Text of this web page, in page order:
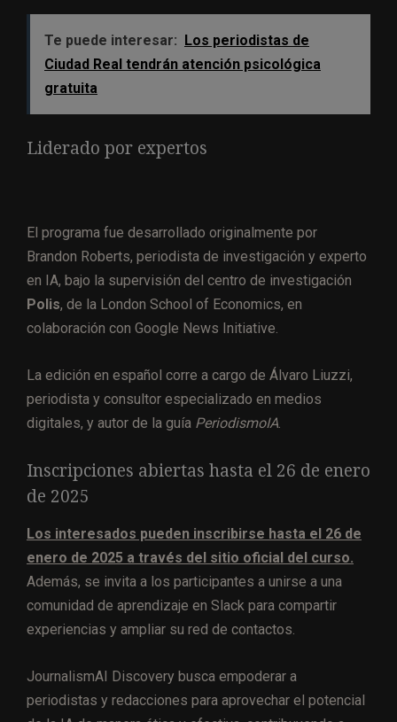
Te puede interesar: Los periodistas de
Ciudad Real tendrán atención psicológica
gratuita
Liderado por expertos
El programa fue desarrollado originalmente por
Brandon Roberts, periodista de investigación y experto
en IA, bajo la supervisión del centro de investigación
Polis, de la London School of Economics, en
colaboración con Google News Initiative.
La edición en español corre a cargo de Álvaro Liuzzi,
periodista y consultor especializado en medios
digitales, y autor de la guía PeriodismoIA
Inscripciones abiertas hasta el 26 de enero
de 2025
Los interesados pueden inscribirse hasta el 26 de
enero de 2025 a través del sitio oficial del curso.
Además, se invita a los participantes a unirse a una
comunidad de aprendizaje en Slack para compartir
experiencias y ampliar su red de contactos.
JournalismAI Discovery busca empoderar a
periodistas y redacciones para aprovechar el potencial